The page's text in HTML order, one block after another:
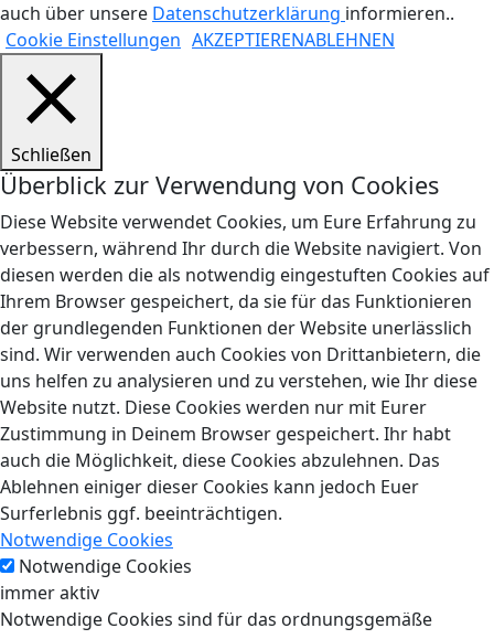
auch über unsere Datenschutzerklärung informieren..
Cookie Einstellungen AKZEPTIERENABLEHNEN
Schließen
Überblick zur Verwendung von Cookies
Diese Website verwendet Cookies, um Eure Erfahrung zu
verbessern, während Ihr durch die Website navigiert. Von
diesen werden die als notwendig eingestuften Cookies auf
Ihrem Browser gespeichert, da sie für das Funktionieren
der grundlegenden Funktionen der Website unerlässlich
sind. Wir verwenden auch Cookies von Drittanbietern, die
uns helfen zu analysieren und zu verstehen, wie Ihr diese
Website nutzt. Diese Cookies werden nur mit Eurer
Zustimmung in Deinem Browser gespeichert. Ihr habt
auch die Möglichkeit, diese Cookies abzulehnen. Das
Ablehnen einiger dieser Cookies kann jedoch Euer
Surferlebnis ggf. beeinträchtigen.
Notwendige Cookies
Notwendige Cookies
immer aktiv
Notwendige Cookies sind für das ordnungsgemäße